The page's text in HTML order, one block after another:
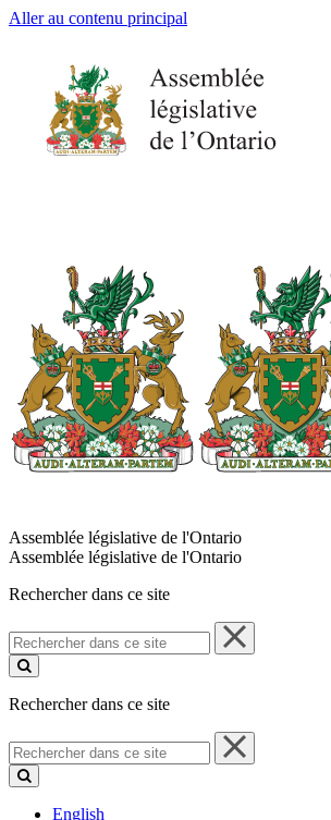
Aller au contenu principal
Assemblée législative de l'Ontario
Assemblée législative de l'Ontario
Rechercher dans ce site
Rechercher
dans
ce
Rechercher dans ce site
Rechercher
dans
ce
English